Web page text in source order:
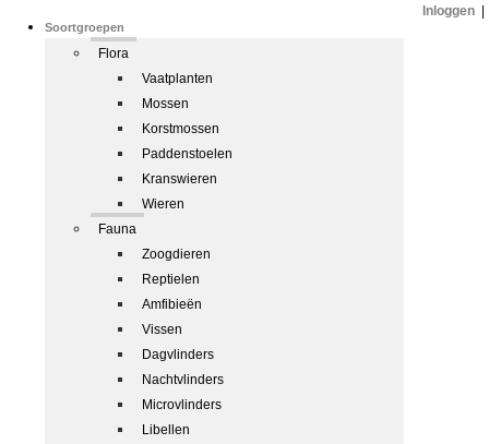
Soortgroepen
Flora
Vaatplanten
Mossen
Korstmossen
Paddenstoelen
Kranswieren
Wieren
Fauna
Zoogdieren
Reptielen
Amfibieën
Vissen
Dagvlinders
Nachtvlinders
Microvlinders
Libellen
Inloggen